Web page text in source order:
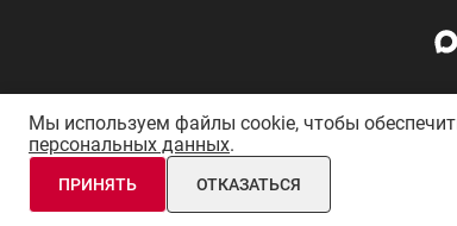
АО «Синара-Транспортные Машины» © 2011–26
Мы используем файлы cookie, чтобы
персональных данных.
ПРИНЯТЬ ОТКАЗАТЬСЯ